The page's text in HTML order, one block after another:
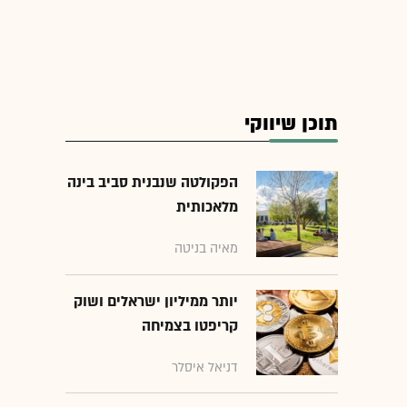
תוכן שיווקי
הפקולטה שנבנית סביב בינה
מלאכותית
מאיה בניטה
יותר ממיליון ישראלים ושוק
קריפטו בצמיחה
דניאל איסלר